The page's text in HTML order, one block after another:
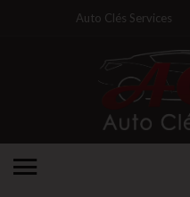
Auto Clés Services